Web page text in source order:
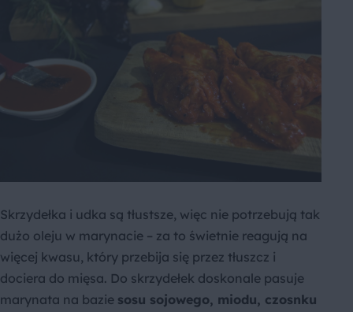
Skrzydełka i udka są tłustsze, więc nie potrzebują tak
dużo oleju w marynacie – za to świetnie reagują na
więcej kwasu, który przebija się przez tłuszcz i
dociera do mięsa. Do skrzydełek doskonale pasuje
marynata na bazie sosu sojowego, miodu, czosnku